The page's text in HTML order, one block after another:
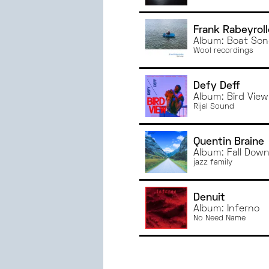
Frank
Album: Boat
Wool recordings
Defy Deff
Album: Bird View
Rijal Sound
Quentin Braine
Album: Fall Down
jazz family
Denuit
Album: Inferno
No Need Name